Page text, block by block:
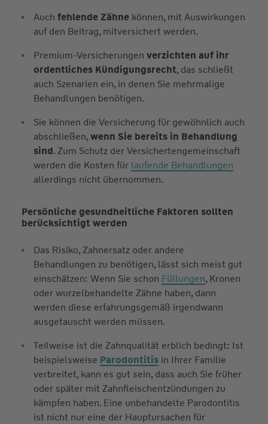
Auch fehlende Zähnekönnen, mit Auswirkungen
auf den Beitrag, mitversichert werden.
Premium-Versicherungen verzichten auf ihr
ordentliches Kündigungsrecht, das schließt
auch Szenarien ein, in denen Sie mehrmalige
Behandlungen benötigen.
Sie können die Versicherung für gewöhnlich auch
abschließen,wenn Sie bereits in Behandlung
sind. Zum Schutz der Versichertengemeinschaft
werden die Kosten für laufende Behandlungen
allerdings nicht übernommen.
Persönliche gesundheitliche Faktoren sollten
berücksichtigt werden
Das Risiko, Zahnersatz oder andere
Behandlungen zu benötigen, lässt sich meist gut
einschätzen: Wenn Sie schon Füllungen, Kronen
oder wurzelbehandelte Zähne haben, dann
werden diese erfahrungsgemäß irgendwann
ausgetauscht werden müssen.
Teilweise ist die Zahnqualität erblich bedingt: Ist
beispielsweise Parodontitisin Ihrer Familie
verbreitet, kann es gut sein, dass auch Sie früher
oder später mit Zahnfleischentzündungen zu
kämpfen haben. Eine unbehandelte Parodontitis
ist nicht nur eine der Hauptursachen für